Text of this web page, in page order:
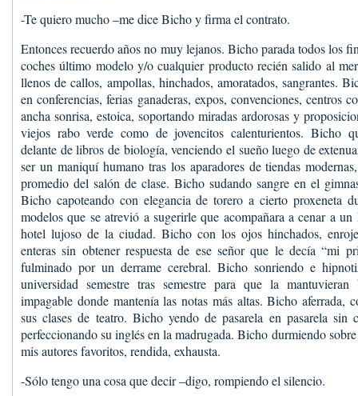
-Te quiero mucho –me dice Bicho y firma el contrato.
Entonces recuerdo años no muy lejanos. Bicho parada todos los
coches último modelo y/o cualquier producto recién salido al
llenos de callos, ampollas, hinchados, amoratados, sangrantes.
en conferencias, ferias ganaderas, expos, convenciones, centros
ancha sonrisa, estoica, soportando miradas ardorosas y
viejos rabo verde como de jovencitos calenturientos. Bicho
delante de libros de biología, venciendo el sueño luego de
ser un maniquí humano tras los aparadores de tiendas
promedio del salón de clase. Bicho sudando sangre en el
Bicho capoteando con elegancia de torero a cierto proxeneta
modelos que se atrevió a sugerirle que acompañara a cenar a
hotel lujoso de la ciudad. Bicho con los ojos hinchados,
enteras sin obtener respuesta de ese señor que le decía “mi
fulminado por un derrame cerebral. Bicho sonriendo e
universidad semestre tras semestre para que la mantuvieran
impagable donde mantenía las notas más altas. Bicho aferrada,
sus clases de teatro. Bicho yendo de pasarela en pasarela
perfeccionando su inglés en la madrugada. Bicho durmiendo
mis autores favoritos, rendida, exhausta.
-Sólo tengo una cosa que decir –digo, rompiendo el silencio.